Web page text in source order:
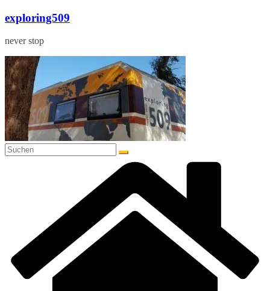
Zum
Inhalt
springen
exploring509
never stop